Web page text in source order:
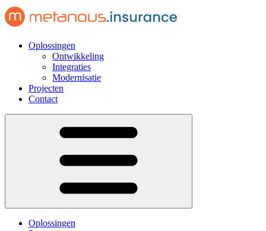
Oplossingen
Ontwikkeling
Integraties
Modernisatie
Projecten
Contact
Oplossingen